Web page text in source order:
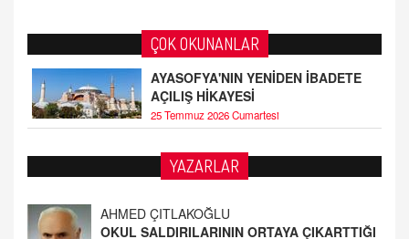
ÇOK OKUNANLAR
AYASOFYA'NIN YENİDEN İBADETE
AÇILIŞ HİKAYESİ
25 Temmuz 2026 Cumartesi
YAZARLAR
AHMED ÇITLAKOĞLU
OKUL SALDIRILARININ ORTAYA ÇIKARTTIĞI
21.4.2026 21:50